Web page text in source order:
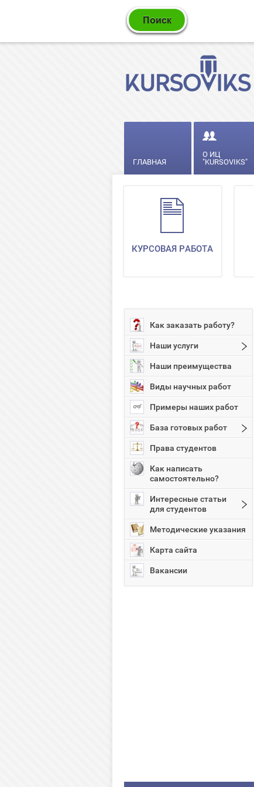
ГЛАВНАЯ
О ИЦ
"KURSOVIKS"
КУРСОВАЯ РАБОТА
Как заказать работу?
Наши услуги
Наши преимущества
Виды научных работ
Примеры наших работ
База готовых работ
Права студентов
Как написать
самостоятельно?
Интересные статьи
для студентов
Методические указания
Карта сайта
Вакансии